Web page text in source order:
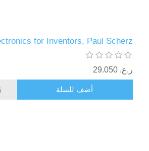
for Inventors, Paul Scherz
ر.ع.‏‏ 29.050
أضف للسلة